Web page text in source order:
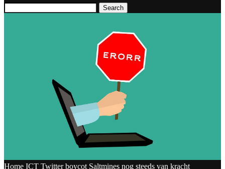
Search
Home ICT Twitter boycot Saltmines nog steeds van kracht